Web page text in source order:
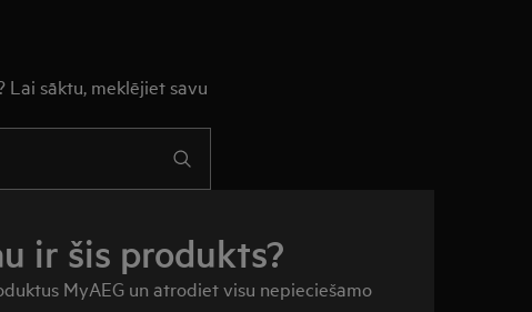
Lai sāktu, meklējiet savu
ir šis produkts?
MyAEG un atrodiet visu nepieciešamo